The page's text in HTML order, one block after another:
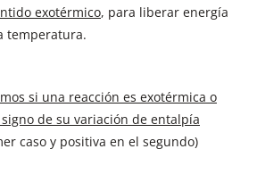
exotérmico, para liberar energía
temperatura.
si una reacción es exotérmica o
de su variación de entalpía
caso y positiva en el segundo)